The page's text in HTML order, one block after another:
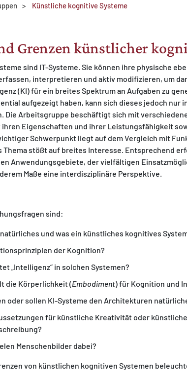
Künstliche kognitive Systeme
Grenzen künstlicher
sind IT-Systeme. Sie können ihre physische
interpretieren und aktiv modifizieren, um
(KI) für ein breites Spektrum an Aufgaben zu
aufgezeigt haben, kann sich dieses jedoch nur
Die Arbeitsgruppe beschäftigt sich mit
Eigenschaften und ihrer Leistungsfähigkeit
Schwerpunkt liegt auf dem Vergleich mit
Thema stößt auf breites Interesse. Entsprechend
Anwendungsgebiete, der vielfältigen
Maße eine interdisziplinäre Perspektive.
sind:
und was ein künstliches kognitives
der Kognition?
„Intelligenz“ in solchen Systemen?
die Körperlichkeit (Embodiment) für Kognition und
oder sollen KI-Systeme den Architekturen
für künstliche Kreativität oder
Menschenbilder dabei?
von künstlichen kognitiven Systemen